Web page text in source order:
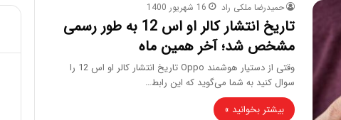
حمیدرضا ملکی راد 16 شهریور 1400
تاریخ انتشار کالر او اس 12 به طور رسمی
مشخص شد؛ آخر همین ماه
وقتی از دستیار هوشمند Oppo تاریخ انتشار کالر او اس 12 را
سوال کنید به شما می‌گوید که این رابط…
بیشتر بخوانید »